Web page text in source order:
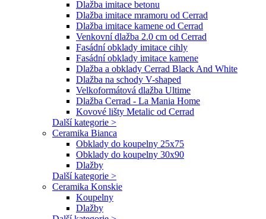
Dlažba imitace betonu
Dlažba imitace mramoru od Cerrad
Dlažba imitace kamene od Cerrad
Venkovní dlažba 2.0 cm od Cerrad
Fasádní obklady imitace cihly
Fasádní obklady imitace kamene
Dlažba a obklady Cerrad Black And White
Dlažba na schody V-shaped
Velkoformátová dlažba Ultime
Dlažba Cerrad - La Mania Home
Kovové lišty Metalic od Cerrad
Další kategorie >
Ceramika Bianca
Obklady do koupelny 25x75
Obklady do koupelny 30x90
Dlažby
Další kategorie >
Ceramika Konskie
Koupelny
Dlažby